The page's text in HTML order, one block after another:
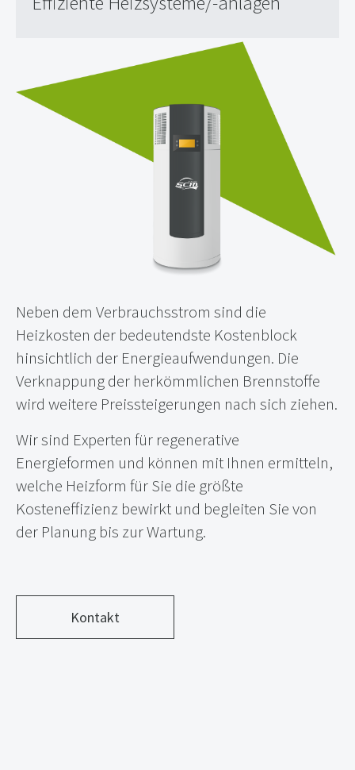
Neben dem Verbrauchsstrom sind die
Heizkosten der bedeutendste Kostenblock
hinsichtlich der Energieaufwendungen. Die
Verknappung der herkömmlichen Brennstoffe
wird weitere Preissteigerungen nach sich ziehen.
Wir sind Experten für regenerative
Energieformen und können mit Ihnen ermitteln,
welche Heizform für Sie die größte
Kosteneffizienz bewirkt und begleiten Sie von
der Planung bis zur Wartung.
Kontakt